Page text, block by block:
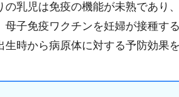
の乳児は免疫の機能が未熟であり
母子免疫ワクチンを妊婦が接種す
生時から病原体に対する予防効果